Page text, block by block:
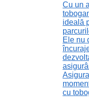
Cu un
ideală
Ele nu
cu